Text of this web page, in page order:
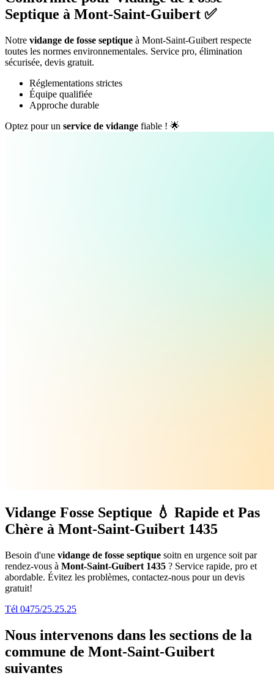
Septique à Mont-Saint-Guibert ✅
Notre vidange de fosse septique à Mont-Saint-Guibert respecte
toutes les normes environnementales. Service pro, élimination
sécurisée, devis gratuit.
Réglementations strictes
Équipe qualifiée
Approche durable
Optez pour un service de vidange fiable ! 🌟
Vidange Fosse Septique 💧 Rapide et Pas
Chère à Mont-Saint-Guibert 1435
Besoin d'une vidange de fosse septique soitn en urgence soit par
rendez-vous à Mont-Saint-Guibert 1435 ? Service rapide, pro et
abordable. Évitez les problèmes, contactez-nous pour un devis
gratuit!
Tél 0475/25.25.25
Nous intervenons dans les sections de la
commune de Mont-Saint-Guibert
suivantes